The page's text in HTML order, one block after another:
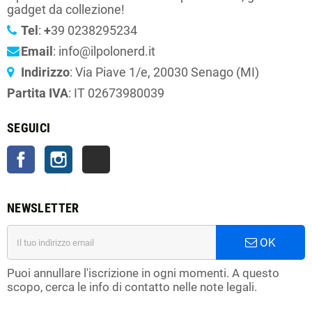
gadget da collezione!
Tel : +39 0238295234
Email : info@ilpolonerd.it
Indirizzo: Via Piave 1/e, 20030 Senago (MI)
Partita IVA: IT 02673980039
SEGUICI
FacebookInstagram
NEWSLETTER
OK
Puoi annullare l'iscrizione in ogni momenti. A questo
scopo, cerca le info di contatto nelle note legali.